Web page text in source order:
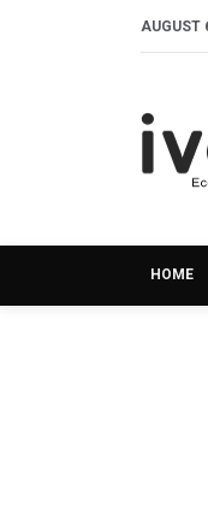
AUGUST
HOME